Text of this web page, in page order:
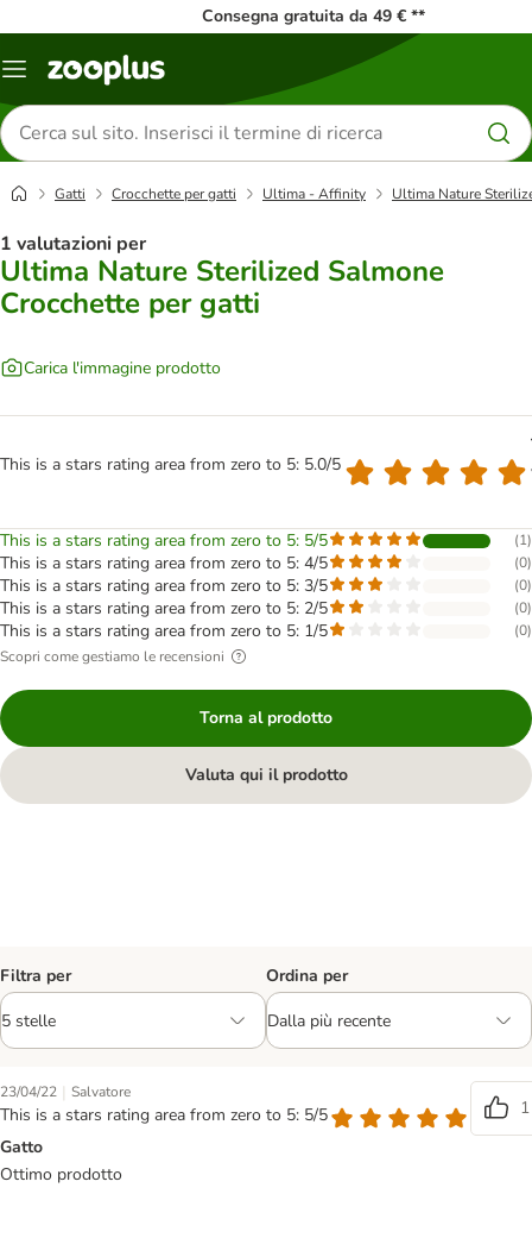
Consegna gratuita da 49 € **
Overview
Cerca
prodotti
Gatti Crocchette per gatti Ultima - Affinity Ultima Nature
1 valutazioni per
Ultima Nature Sterilized Salmone
Crocchette per gatti
Carica l'immagine prodotto
This is a stars rating area from zero to 5: 5.0/5
This is a stars rating area from zero to 5: 5/5 (1)
This is a stars rating area from zero to 5: 4/5 (0)
This is a stars rating area from zero to 5: 3/5 (0)
This is a stars rating area from zero to 5: 2/5 (0)
This is a stars rating area from zero to 5: 1/5 (0)
Scopri come gestiamo le recensioni
Torna al prodotto
Valuta qui il prodotto
Filtra per Ordina per
23/04/22 | Salvatore
This is a stars rating area from zero to 5: 5/5
1
Gatto
Ottimo prodotto